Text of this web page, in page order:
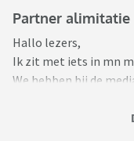
Partner alimitatie
Hallo lezers,
Ik zit met iets in mn
We hebben bij de
alimentatie te horen
moeten betalen.